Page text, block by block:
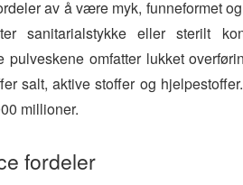
av å være myk, funneformet
sanitarialstykke eller sterilt
pulveskene omfatter lukket
salt, aktive stoffer og
millioner.
fordeler